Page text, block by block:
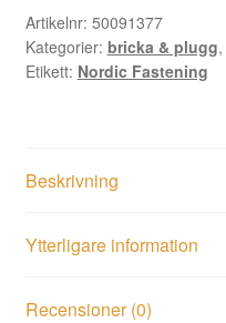
Bits
T20
mängd
Artikelnr: 50091377
Kategorier: bricka & plugg,
Etikett: Nordic Fastening
Beskrivning
Ytterligare information
Recensioner (0)